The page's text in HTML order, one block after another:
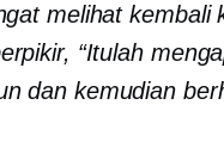
melihat kembali
“Itulah
dan kemudian